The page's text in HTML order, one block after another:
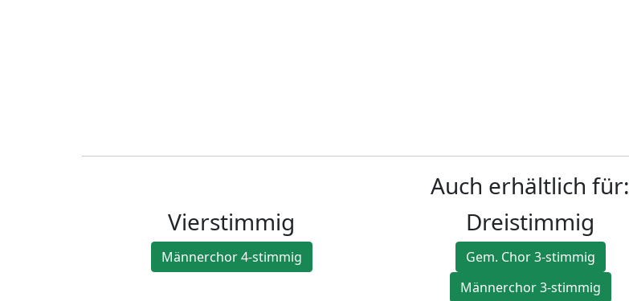
Auch erhältlich für:
Vierstimmig
Männerchor 4-stimmig
Dreistimmig
Gem. Chor 3-stimmig
Männerchor 3-stimmig